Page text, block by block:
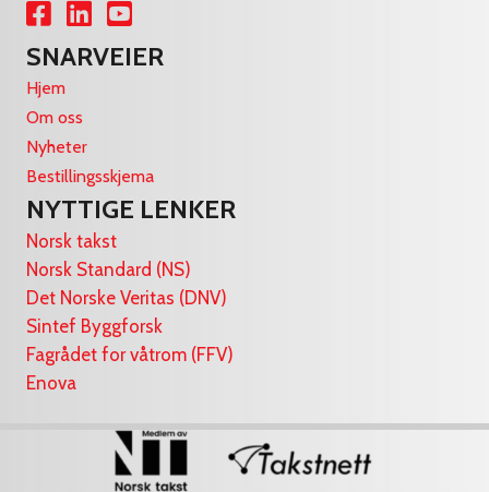
Lenke til Facebook
Lenke til LinkedIn
Lenke til YouTube
SNARVEIER
Hjem
Om oss
Nyheter
Bestillingsskjema
NYTTIGE LENKER
Norsk takst
Norsk Standard (NS)
Det Norske Veritas (DNV)
Sintef Byggforsk
Fagrådet for våtrom (FFV)
Enova